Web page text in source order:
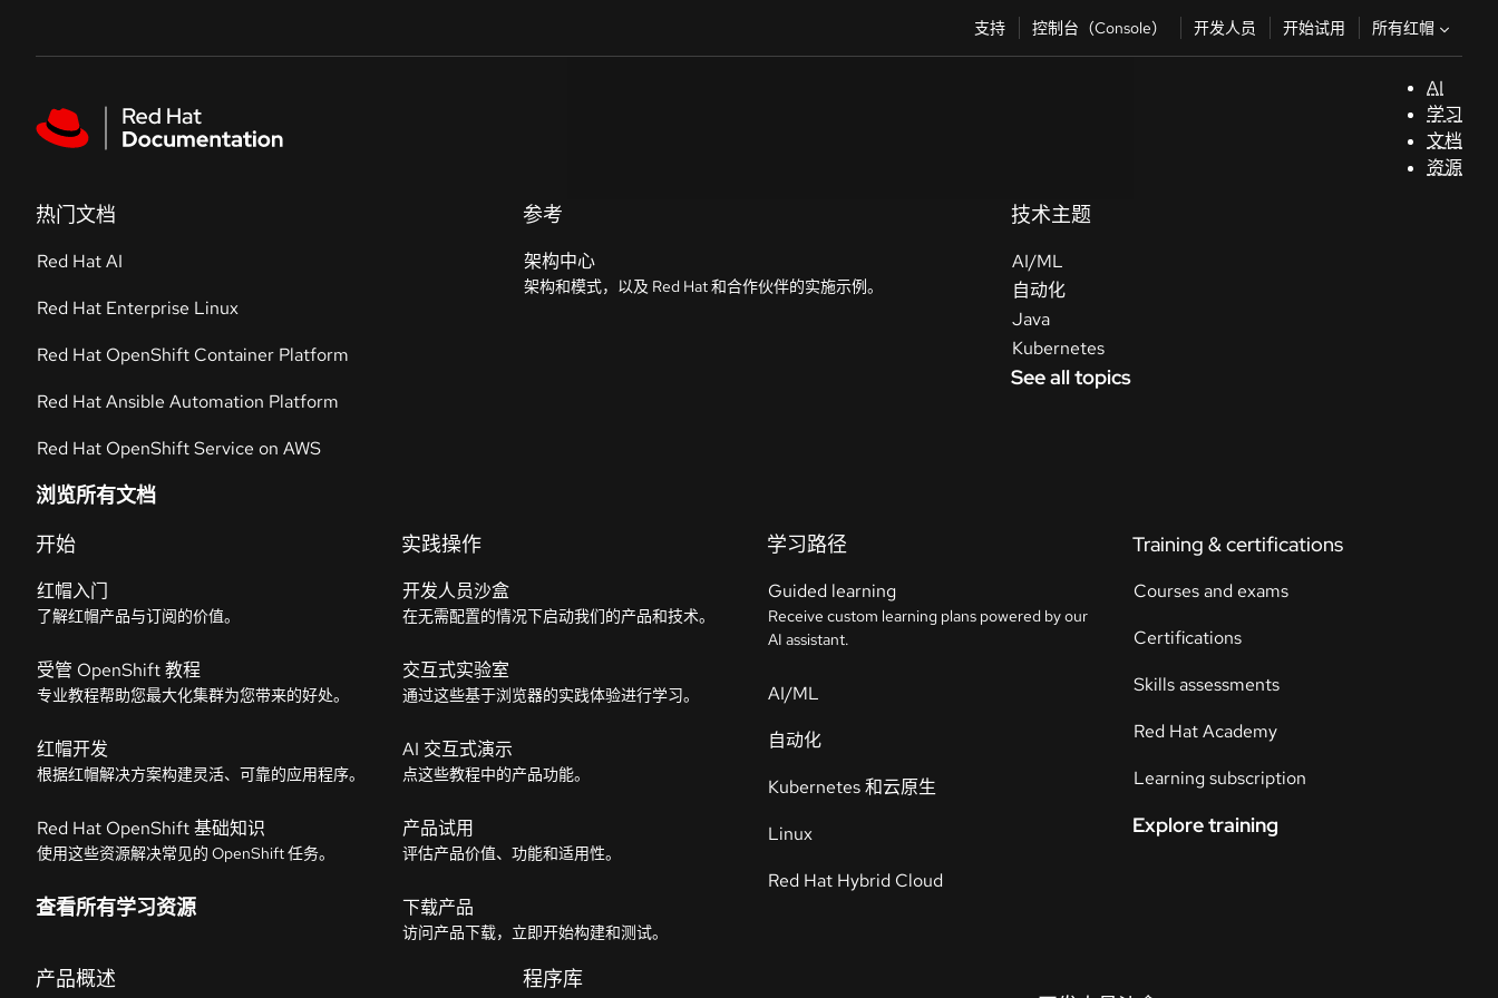
支持 控制台（Console） 开发人员 开始试用 所有红帽
AI
学习
文档
资源
热门文档
Red Hat AI
Red Hat Enterprise Linux
Red Hat OpenShift Container Platform
Red Hat Ansible Automation Platform
Red Hat OpenShift Service on AWS
浏览所有文档
参考
架构中心
架构和模式，以及 Red Hat 和合作伙伴的实施示例。
技术主题
AI/ML
自动化
Java
Kubernetes
See all topics
开始
红帽入门
了解红帽产品与订阅的价值。
受管 OpenShift 教程
专业教程帮助您最大化集群为您带来的好处。
红帽开发
根据红帽解决方案构建灵活、可靠的应用程序。
Red Hat OpenShift 基础知识
使用这些资源解决常见的 OpenShift 任务。
查看所有学习资源
实践操作
开发人员沙盒
在无需配置的情况下启动我们的产品和技术。
交互式实验室
通过这些基于浏览器的实践体验进行学习。
AI 交互式演示
点这些教程中的产品功能。
产品试用
评估产品价值、功能和适用性。
下载产品
访问产品下载，立即开始构建和测试。
学习路径
Guided learning
Receive custom learning plans powered by our
AI assistant.
AI/ML
自动化
Kubernetes 和云原生
Linux
Red Hat Hybrid Cloud
Training & certifications
Courses and exams
Certifications
Skills assessments
Red Hat Academy
Learning subscription
Explore training
产品概述
程序库